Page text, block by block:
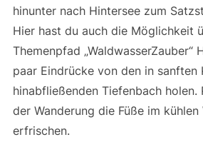
hinunter nach Hintersee zum
Hier hast du auch die Möglichkeit
Themenpfad „WaldwasserZauber“
paar Eindrücke von den in sanften
hinabfließenden Tiefenbach holen.
der Wanderung die Füße im kühlen
erfrischen.